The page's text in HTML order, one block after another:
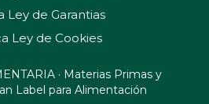
Ley de Garantias
Ley de Cookies
· Materias Primas y
Label para Alimentación